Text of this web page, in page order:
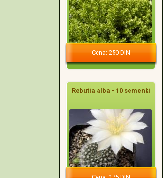
Cena: 250 DIN
Rebutia alba - 10 semenki